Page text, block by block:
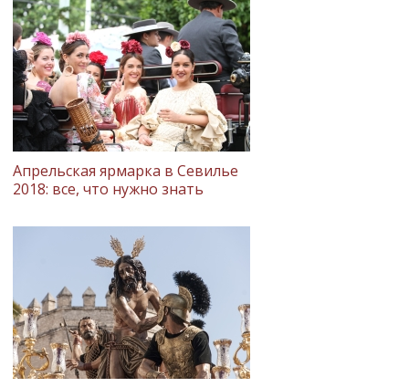
Апрельская ярмарка в Севилье
2018: все, что нужно знать